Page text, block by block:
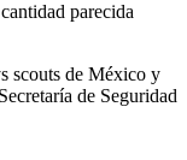
parecida
scouts de México y
de Seguridad